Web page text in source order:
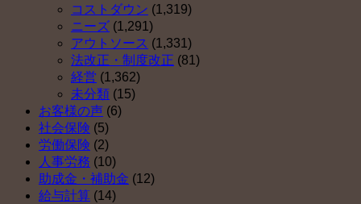
コストダウン (1,319)
ニーズ (1,291)
アウトソース (1,331)
法改正・制度改正 (81)
経営 (1,362)
未分類 (15)
お客様の声 (6)
社会保険 (5)
労働保険 (2)
人事労務 (10)
助成金・補助金 (12)
給与計算 (14)